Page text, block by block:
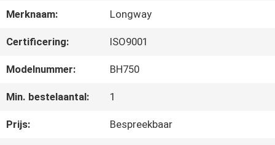
OVER
ONS
KWALITEITSCONTROLE
Merknaam: Longway
Certificering: ISO9001
Modelnummer: BH750
Min. bestelaantal: 1
Prijs: Bespreekbaar